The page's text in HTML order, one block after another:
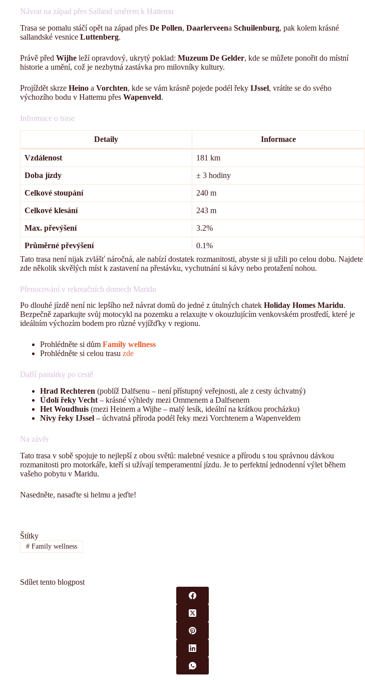
Návrat na západ přes Salland směrem k Hattemu
Trasa se pomalu stáčí opět na západ přes De Pollen, Daarlerveena Schuilenburg, pak kolem krásné
sallandské vesnice Luttenberg.
Právě před Wijhe leží opravdový, ukrytý poklad: Muzeum De Gelder, kde se můžete ponořit do místní
historie a umění, což je nezbytná zastávka pro milovníky kultury.
Projíždět skrze Heino a Vorchten, kde se vám krásně pojede podél řeky IJssel, vrátíte se do svého
výchozího bodu v Hattemu přes Wapenveld.
Infromace o trase
Detaily Informace
Vzdálenost 181 km
Doba jízdy ± 3 hodiny
Celkové stoupání 240 m
Celkové klesání 243 m
Max. převýšení 3.2%
Průměrné převýšení
0.1%
Tato trasa není nijak zvlášť náročná, ale nabízí dostatek rozmanitosti, abyste si ji užili po celou dobu. Najdete
zde několik skvělých míst k zastavení na přestávku, vychutnání si kávy nebo protažení nohou.
Přenocování v rekreačních domech Maridu
Po dlouhé jízdě není nic lepšího než návrat domů do jedné z útulných chatek Holiday Homes Maridu.
Bezpečně zaparkujte svůj motocykl na pozemku a relaxujte v okouzlujícím venkovském prostředí, které je
ideálním výchozím bodem pro různé vyjížďky v regionu.
Prohlédněte si dům Family wellness
Prohlédněte si celou trasu zde
Další památky po cestě
Hrad Rechteren (poblíž Dalfsenu – není přístupný veřejnosti, ale z cesty úchvatný)
Údolí řeky Vecht – krásné výhledy mezi Ommenem a Dalfsenem
Het Woudhuis (mezi Heinem a Wijhe – malý lesík, ideální na krátkou procházku)
Nivy řeky IJssel – úchvatná příroda podél řeky mezi Vorchtenem a Wapenveldem
Na závěr
Tato trasa v sobě spojuje to nejlepší z obou světů: malebné vesnice a přírodu s tou správnou dávkou
rozmanitosti pro motorkáře, kteří si užívají temperamentní jízdu. Je to perfektní jednodenní výlet během
vašeho pobytu v Maridu.
Nasedněte, nasaďte si helmu a jeďte!
Štítky
#Family wellness
Sdílet tento blogpost